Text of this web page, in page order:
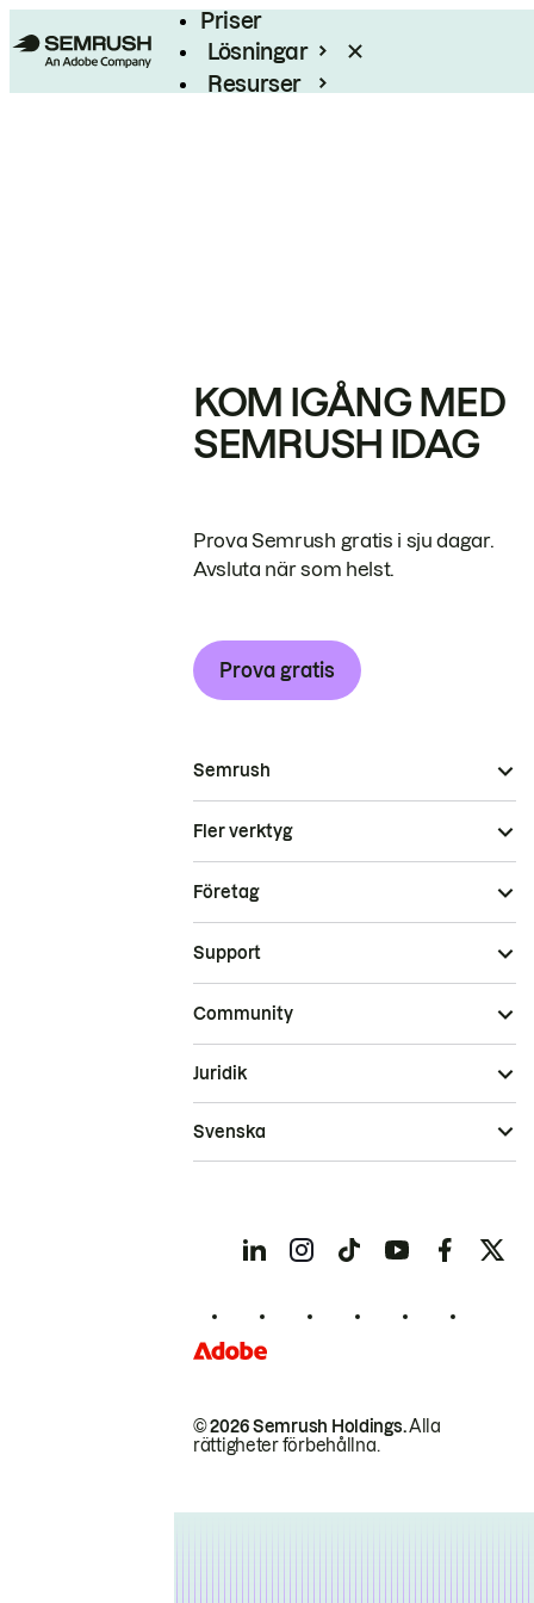
Priser
Lösningar
Resurser
KOM IGÅNG MED
SEMRUSH IDAG
Prova Semrush gratis i sju dagar.
Avsluta när som helst.
Prova gratis
Semrush
Fler verktyg
Företag
Support
Community
© 2026 Semrush Holdings.Alla
rättigheter förbehållna.
Juridik
Svenska